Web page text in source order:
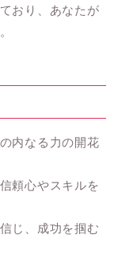
おり、あなたが
内なる力の開花
頼心やスキルを
じ、成功を掴む